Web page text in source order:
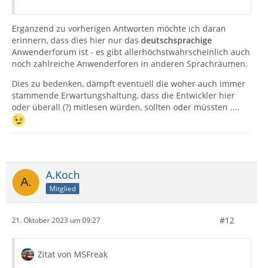
Ergänzend zu vorherigen Antworten möchte ich daran
erinnern, dass dies hier nur das deutschsprachige
Anwenderforum ist - es gibt allerhöchstwahrscheinlich auch
noch zahlreiche Anwenderforen in anderen Sprachräumen.
Dies zu bedenken, dämpft eventuell die woher auch immer
stammende Erwartungshaltung, dass die Entwickler hier
oder überall (?) mitlesen würden, sollten oder müssten ....
A.Koch
Mitglied
21. Oktober 2023 um 09:27 #12
Zitat von MSFreak